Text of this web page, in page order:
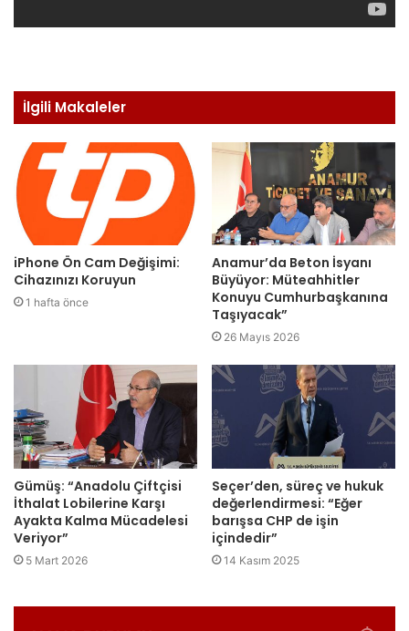
İlgili Makaleler
iPhone Ön Cam Değişimi:
Cihazınızı Koruyun
1 hafta önce
Anamur’da Beton İsyanı
Büyüyor: Müteahhitler
Konuyu Cumhurbaşkanına
Taşıyacak”
26 Mayıs 2026
Gümüş: “Anadolu Çiftçisi
İthalat Lobilerine Karşı
Ayakta Kalma Mücadelesi
Veriyor”
5 Mart 2026
Seçer’den, süreç ve hukuk
değerlendirmesi: “Eğer
barışsa CHP de işin
içindedir”
14 Kasım 2025